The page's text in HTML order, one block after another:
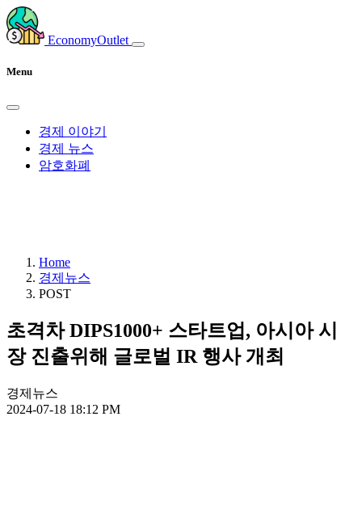
EconomyOutlet
Menu
경제 이야기
경제 뉴스
암호화폐
Home
경제뉴스
POST
초격차 DIPS1000+ 스타트업, 아시아 시
장 진출위해 글로벌 IR 행사 개최
경제뉴스
2024-07-18 18:12 PM